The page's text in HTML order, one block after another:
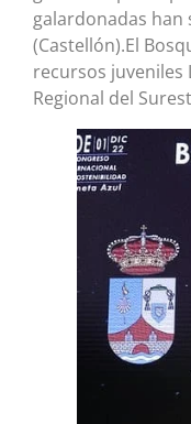
galardonadas han
(Castellón).El
recursos juveniles
Regional del